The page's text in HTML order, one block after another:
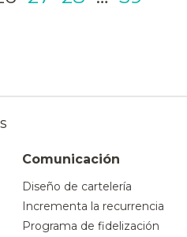
Comunicación
Diseño de cartelería
Incrementa la recurrencia
Programa de fidelización